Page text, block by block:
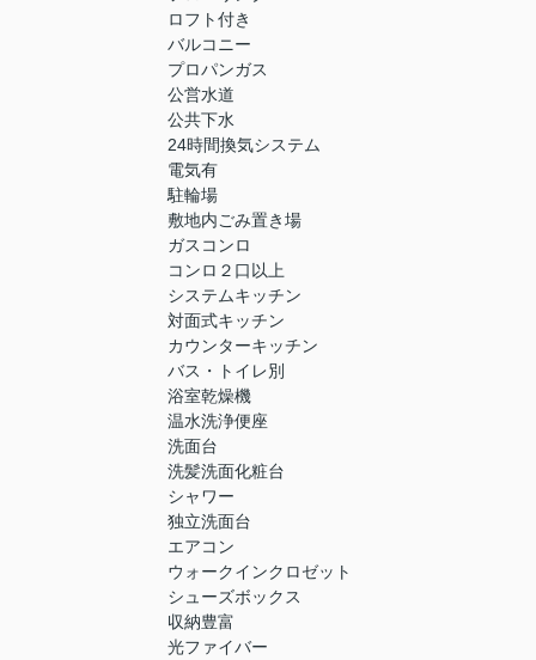
ロフト付き
バルコニー
プロパンガス
公営水道
公共下水
24時間換気システム
電気有
駐輪場
敷地内ごみ置き場
ガスコンロ
コンロ２口以上
システムキッチン
対面式キッチン
カウンターキッチン
バス・トイレ別
浴室乾燥機
温水洗浄便座
洗面台
洗髪洗面化粧台
シャワー
独立洗面台
エアコン
ウォークインクロゼット
シューズボックス
収納豊富
光ファイバー